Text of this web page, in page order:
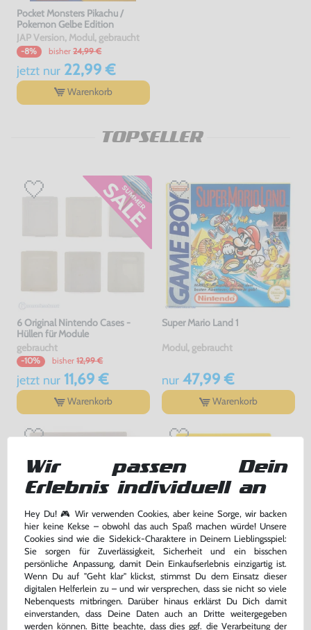
Pocket Monsters Pikachu /
Pokemon Gelbe Edition
JAP Version, Modul, gebraucht
-8% bisher 24,99 €
jetzt nur22,99 €
Warenkorb
TOPSELLER
6 Original Nintendo Cases -
Hüllen für Module
gebraucht
-10% bisher 12,99 €
jetzt nur11,69 €
Warenkorb
Super Mario Land 1
Modul, gebraucht
nur47,99 €
Warenkorb
Tetris
Modul, gebraucht
Pokemon Gelbe Edition
DEUTSCH, Modul, gebraucht
Wir passen Dein
Erlebnis individuell an
Hey Du! 🎮 Wir verwenden Cookies, aber keine Sorge, wir backen
hier keine Kekse – obwohl das auch Spaß machen würde! Unsere
Cookies sind wie die Sidekick-Charaktere in Deinem Lieblingsspiel:
Sie sorgen für Zuverlässigkeit, Sicherheit und ein bisschen
persönliche Anpassung, damit Dein Einkaufserlebnis einzigartig ist.
Wenn Du auf "Geht klar" klickst, stimmst Du dem Einsatz dieser
digitalen Helferlein zu – und wir versprechen, dass sie nicht so viele
Nebenquests mitbringen. Darüber hinaus erklärst Du Dich damit
einverstanden, dass Deine Daten auch an Dritte weitergegeben
werden können. Bitte beachte, dass dies ggf. die Verarbeitung der